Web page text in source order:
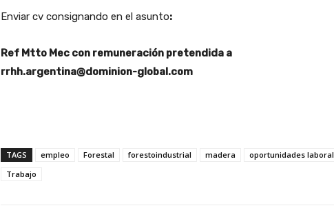
Enviar cv consignando en el asunto:
Ref Mtto Mec con remuneración pretendida a
rrhh.argentina@dominion-global.com
TAGS empleo Forestal forestoindustrial madera
oportunidades
Trabajo